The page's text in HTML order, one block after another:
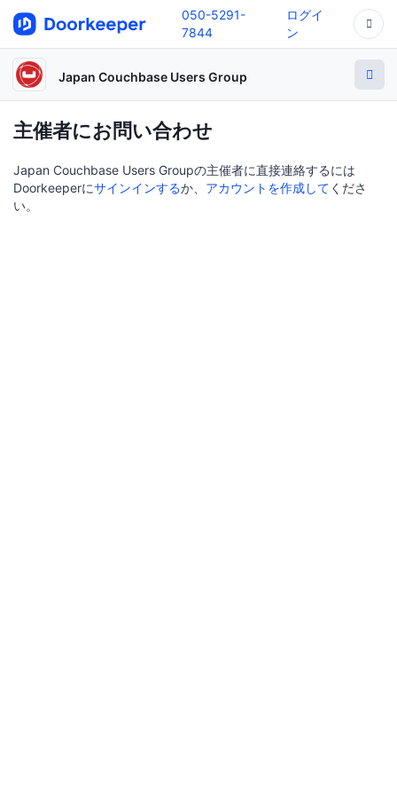
050-5291-
7844
ログイ
ン
Japan Couchbase Users Group
主催者にお問い合わせ
Japan Couchbase Users Groupの主催者に直接連絡するには
Doorkeeperにサインインするか、 アカウントを作成して くださ
い。